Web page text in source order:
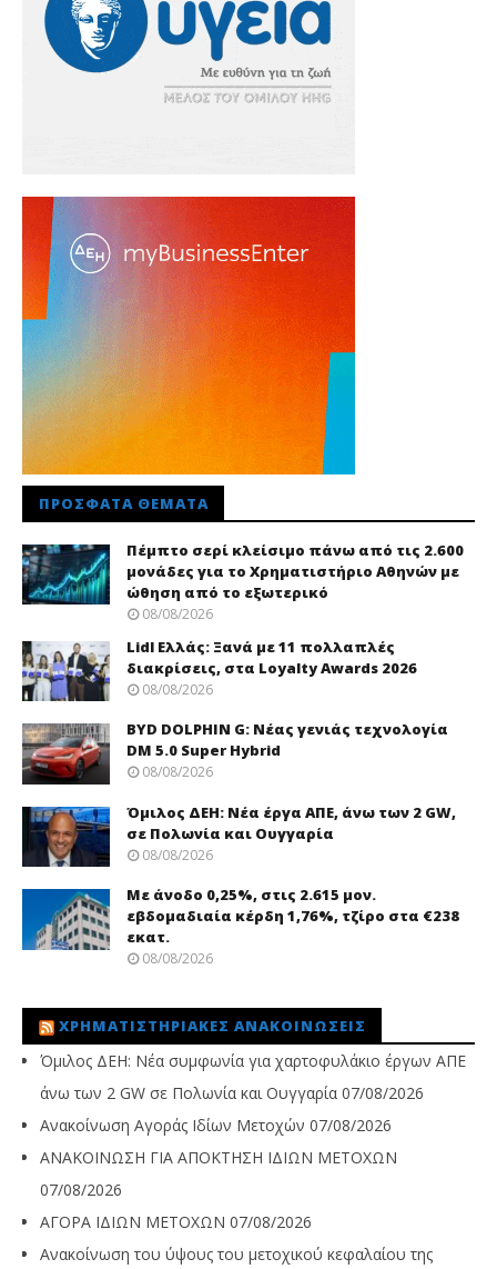
ΠΡΌΣΦΑΤΑ ΘΈΜΑΤΑ
Πέμπτο σερί κλείσιμο πάνω από τις 2.600
μονάδες για το Χρηματιστήριο Αθηνών με
ώθηση από το εξωτερικό
08/08/2026
Lidl Ελλάς: Ξανά με 11 πολλαπλές
διακρίσεις, στα Loyalty Awards 2026
08/08/2026
BYD DOLPHIN G: Νέας γενιάς τεχνολογία
DM 5.0 Super Hybrid
08/08/2026
Όμιλος ΔΕΗ: Νέα έργα ΑΠΕ, άνω των 2 GW,
σε Πολωνία και Ουγγαρία
08/08/2026
Με άνοδο 0,25%, στις 2.615 μον.
εβδομαδιαία κέρδη 1,76%, τζίρο στα €238
εκατ.
08/08/2026
ΧΡΗΜΑΤΙΣΤΗΡΙΑΚΈΣ ΑΝΑΚΟΙΝΏΣΕΙΣ
Όμιλος ΔΕΗ: Νέα συμφωνία για χαρτοφυλάκιο έργων ΑΠΕ
άνω των 2 GW σε Πολωνία και Ουγγαρία 07/08/2026
Ανακοίνωση Αγοράς Ιδίων Μετοχών 07/08/2026
ΑΝΑΚΟΙΝΩΣΗ ΓΙΑ ΑΠΟΚΤΗΣΗ ΙΔΙΩΝ ΜΕΤΟΧΩΝ
07/08/2026
ΑΓΟΡΑ ΙΔΙΩΝ ΜΕΤΟΧΩΝ 07/08/2026
Ανακοίνωση του ύψους του μετοχικού κεφαλαίου της